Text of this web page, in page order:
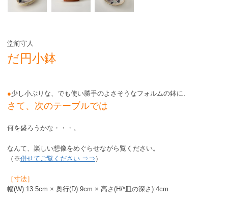
堂前守人
だ円小鉢
●少し小ぶりな、でも使い勝手のよさそうなフォルムの鉢に、
さて、次のテーブルでは
何を盛ろうかな・・・。
なんて、楽しい想像をめぐらせながら覧ください。
（※併せてご覧ください ⇒⇒ ）
［寸法］
幅(W):13.5cm × 奥行(D):9cm × 高さ(H/*皿の深さ):4cm